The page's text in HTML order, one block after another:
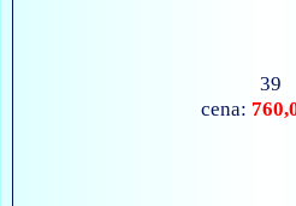
39
cena: